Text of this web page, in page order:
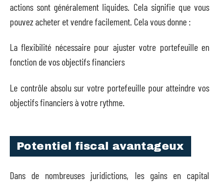
actions sont généralement liquides. Cela signifie que vous
pouvez acheter et vendre facilement. Cela vous donne :
La flexibilité nécessaire pour ajuster votre portefeuille en
fonction de vos objectifs financiers
Le contrôle absolu sur votre portefeuille pour atteindre vos
objectifs financiers à votre rythme.
Potentiel fiscal avantageux
Dans de nombreuses juridictions, les gains en capital